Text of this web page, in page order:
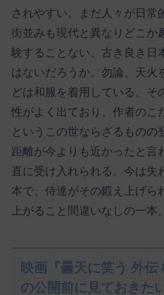
されやすい。まだ人々が日常
街並みも現代と異なりどこか
験することない、古き良き日
はないだろうか。勿論、天火
どは和服を着用している。そ
性がよく出ており、作者のこ
というこの世ならざるものの
距離が今よりも近かったと言
直に受け入れられる。今は失
本で、侍達がその鍛え上げら
上がること間違いなしの一本。
映画『曇天に笑う 外伝
の公開前に見ておきた